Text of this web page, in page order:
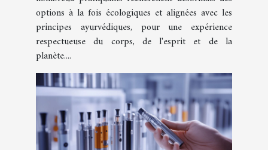
options à la fois écologiques et alignées avec les
principes ayurvédiques, pour une expérience
respectueuse du corps, de l'esprit et de la
planète....